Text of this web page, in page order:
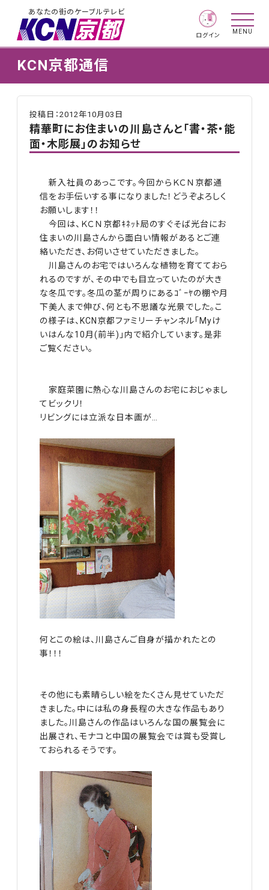
あなたの街のケーブルテレビ
ログイン
MENU
KCN京都通信
投稿日：2012年10月03日
精華町にお住まいの川島さんと「書・茶・能
面・木彫展」のお知らせ
新入社員のあっこです。今回からＫＣＮ京都通
信をお手伝いする事になりました！どうぞよろしく
お願いします！！
今回は、ＫＣＮ京都ｷﾈｯﾄ局のすぐそば光台にお
住まいの川島さんから面白い情報があるとご連
絡いただき、お伺いさせていただきました。
川島さんのお宅ではいろんな植物を育てておら
れるのですが、その中でも目立っていたのが大き
な冬瓜です。冬瓜の茎が周りにあるｺﾞｰﾔの棚や月
下美人まで伸び、何とも不思議な光景でした。こ
の様子は、KCN京都ファミリーチャンネル「Myけ
いはんな10月(前半)」内で紹介しています。是非
ご覧ください。
家庭菜園に熱心な川島さんのお宅におじゃまし
てビックリ！
リビングには立派な日本画が…
何とこの絵は、川島さんご自身が描かれたとの
事！！！
その他にも素晴らしい絵をたくさん見せていただ
きました。中には私の身長程の大きな作品もあり
ました。川島さんの作品はいろんな国の展覧会に
出展され、モナコと中国の展覧会では賞も受賞し
ておられるそうです。